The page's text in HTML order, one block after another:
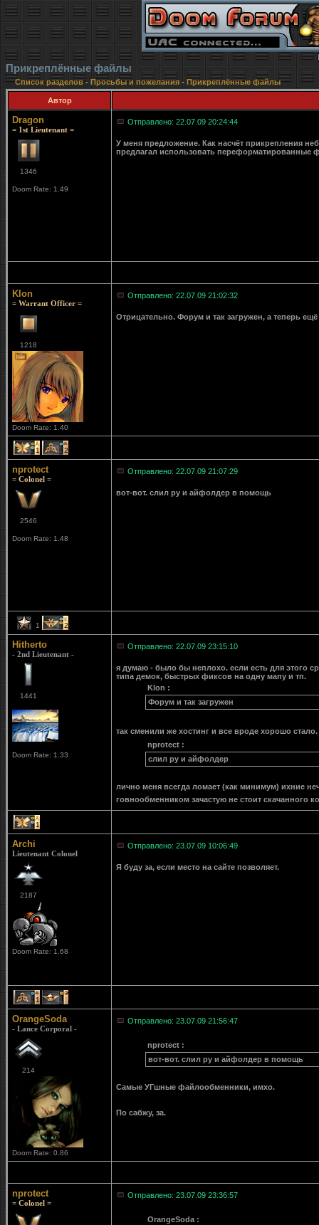
Прикреплённые файлы
Список разделов- Просьбы и пожелания - Прикреплённые файлы
Автор
Dragon
= 1st Lieutenant =
1346
Doom Rate: 1.49
Отправлено: 22.07.09 20:24:44
У меня предложение. Как насчёт прикрепления
предлагал использовать переформатированные
Klon
= Warrant Officer =
1218
Doom Rate: 1.40
Отправлено: 22.07.09 21:02:32
Отрицательно. Форум и так загружен, а теперь ещё
1 2
nprotect
= Colonel =
2546
Doom Rate: 1.48
Отправлено: 22.07.09 21:07:29
вот-вот. слил ру и айфолдер в помощь
1 2
Hitherto
- 2nd Lieutenant -
1441
Doom Rate: 1.33
Отправлено: 22.07.09 23:15:10
я думаю - было бы неплохо. если есть для этого
типа демок, быстрых фиксов на одну мапу и тп.
Klon :
Форум и так загружен
так сменили же хостинг и все вроде хорошо
nprotect :
слил ру и айфолдер
лично меня всегда ломает (как минимум) ихние
говнообменником зачастую не стоит скачанного
1
Archi
Lieutenant Colonel
2187
Doom Rate: 1.68
Отправлено: 23.07.09 10:06:49
Я буду за, если место на сайте позволяет.
1 1
OrangeSoda
- Lance Corporal -
214
Doom Rate: 0.86
Отправлено: 23.07.09 21:56:47
nprotect :
вот-вот. слил ру и айфолдер в помощь
Самые УГшные файлообменники, имхо.
По сабжу, за.
nprotect
= Colonel =
Отправлено: 23.07.09 23:36:57
OrangeSoda :